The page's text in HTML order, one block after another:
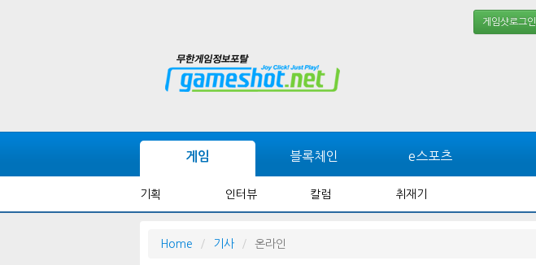
게임샷로그인
게임 블록체인 e스포츠
기획 인터뷰 칼럼 취재기
Home 기사 온라인